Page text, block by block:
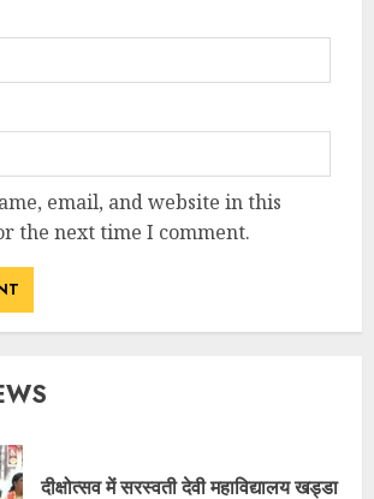
email, and website in this
the next time I comment.
दीक्षोत्सव में सरस्वती देवी महाविद्यालय खड्डा